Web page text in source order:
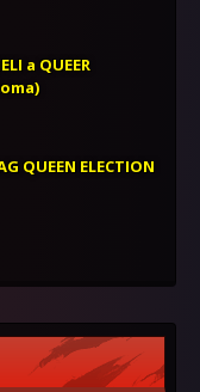
a QUEER
QUEEN ELECTION